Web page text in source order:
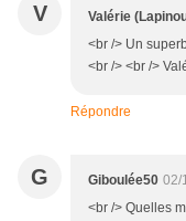
V Valérie
<br /> Un
<br /> <br />
Répondre
G Giboulée50 02/
<br /> Quelles